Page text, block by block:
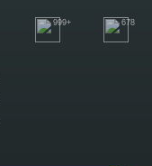
999+ 678